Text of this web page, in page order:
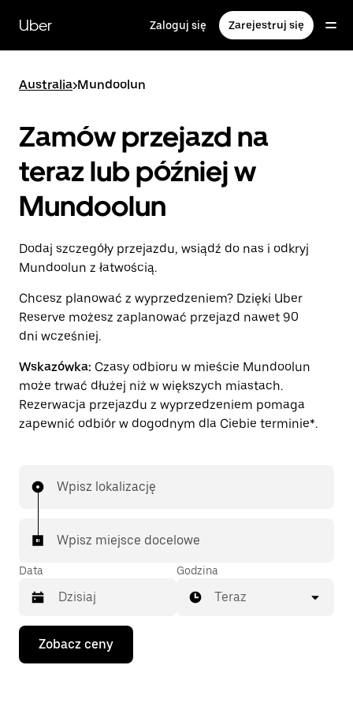
głównej
zawartości
Uber Zaloguj się Zarejestruj się
Australia>Mundoolun
Zamów przejazd na
teraz lub później w
Mundoolun
Dodaj szczegóły przejazdu, wsiądź do nas i odkryj
Mundoolun z łatwością.
Chcesz planować z wyprzedzeniem? Dzięki Uber
Reserve możesz zaplanować przejazd nawet 90
dni wcześniej.
Wskazówka: Czasy odbioru w mieście Mundoolun
może trwać dłużej niż w większych miastach.
Rezerwacja przejazdu z wyprzedzeniem pomaga
zapewnić odbiór w dogodnym dla Ciebie terminie*.
Wpisz lokalizację
Wpisz miejsce docelowe
Data
Naciśnij
klawisz
strzałki
Godzina
Teraz
Zobacz ceny